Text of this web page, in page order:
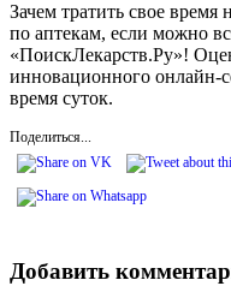
Зачем тратить свое время
по аптекам, если можно
«ПоискЛекарств.Ру»!
инновационного онлайн-
время суток.
Поделиться...
Добавить